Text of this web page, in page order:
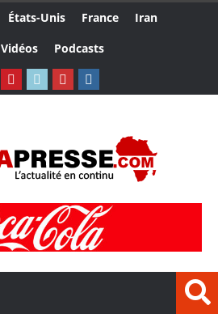
États-Unis France
Iran
Vidéos Podcasts